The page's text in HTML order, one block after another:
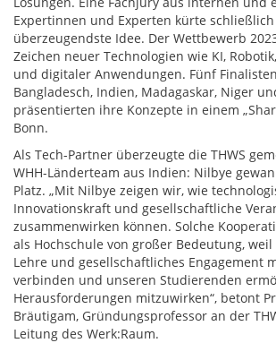
Expertinnen und Experten kürte
überzeugendste Idee. Der Wettbewerb
Zeichen neuer Technologien wie KI,
und digitaler Anwendungen. Fünf
Bangladesch, Indien, Madagaskar, Niger
präsentierten ihre Konzepte in einem
Bonn.
Als Tech-Partner überzeugte die THWS
WHH-Länderteam aus Indien: Nilbye
Platz. „Mit Nilbye zeigen wir, wie
Innovationskraft und gesellschaftliche
zusammenwirken können. Solche
als Hochschule von großer Bedeutung, weil
Lehre und gesellschaftliches Engagement
verbinden und unseren Studierenden
Herausforderungen mitzuwirken“, betont
Bräutigam, Gründungsprofessor an der
Leitung des Werk:Raum.